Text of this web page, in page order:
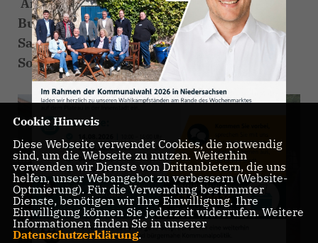
Bundestagsabgeordnete Ute Bertram die
Samtgemeinde Gronau (Leine) auf ihrer
Sommertour.
Cookie Hinweis
Diese Webseite verwendet Cookies, die notwendig
sind, um die Webseite zu nutzen. Weiterhin
verwenden wir Dienste von Drittanbietern, die uns
helfen, unser Webangebot zu verbessern (Website-
Optmierung). Für die Verwendung bestimmter
Dienste, benötigen wir Ihre Einwilligung. Ihre
Einwilligung können Sie jederzeit widerrufen. Weitere
Informationen finden Sie in unserer
Datenschutzerklärung.